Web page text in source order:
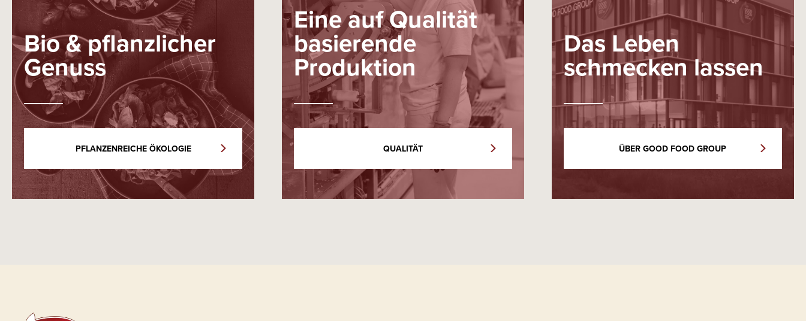
Bio & pflanzlicher
Genuss
PFLANZENREICHE ÖKOLOGIE
Eine auf Qualität
basierende
Produktion
QUALITÄT
Das Leben
schmecken lassen
ÜBER GOOD FOOD GROUP